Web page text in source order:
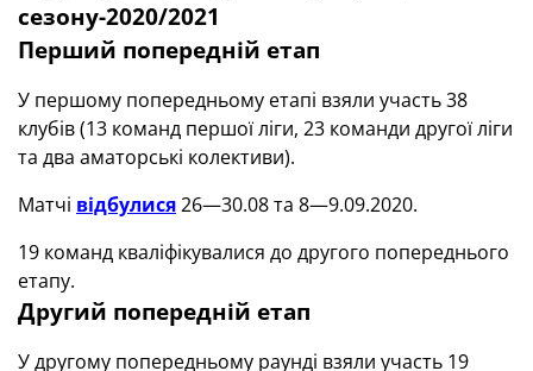
сезону-2020/2021
Перший попередній етап
У першому попередньому етапі взяли участь 38
клубів (13 команд першої ліги, 23 команди другої ліги
та два аматорські колективи).
Матчі відбулися26—30.08 та 8—9.09.2020.
19 команд кваліфікувалися до другого попереднього
етапу.
Другий попередній етап
У другому попередньому раунді взяли участь 19